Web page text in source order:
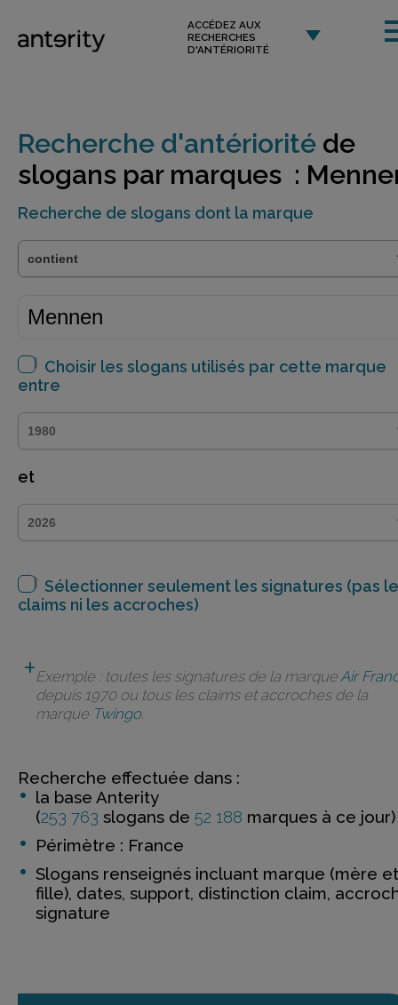
ACCÉDEZ AUX
RECHERCHES
D'ANTÉRIORITÉ
Recherche d'antériorité de
slogans par marques :
Recherche de slogans dont la marque
Choisir les slogans utilisés par cette marque
entre
et
Sélectionner seulement les signatures (pas
claims ni les accroches)
Exemple : toutes les signatures de la marqueAir
depuis 1970 ou tous les claims et accroches de la
marque Twingo.
Recherche effectuée dans :
la base Anterity
(253 763 slogans de 52 188 marques à ce jour)
Périmètre : France
Slogans renseignés incluant marque (mère et
fille), dates, support, distinction claim,
signature